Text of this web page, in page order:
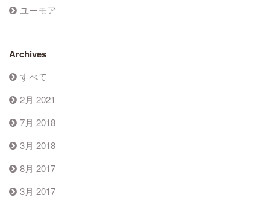
ユーモア
Archives
すべて
2月 2021
7月 2018
3月 2018
8月 2017
3月 2017